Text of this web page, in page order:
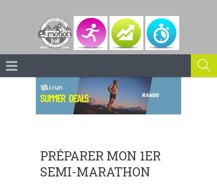
PRÉPARER MON 1ER
SEMI-MARATHON